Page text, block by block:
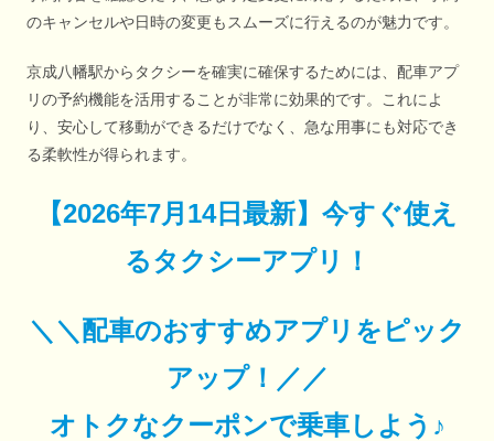
のキャンセルや日時の変更もスムーズに行えるのが魅力です。
京成八幡駅からタクシーを確実に確保するためには、配車アプ
リの予約機能を活用することが非常に効果的です。これによ
り、安心して移動ができるだけでなく、急な用事にも対応でき
る柔軟性が得られます。
【2026年7月14日最新】 今すぐ使え
るタクシーアプリ！
＼＼配車のおすすめアプリをピック
アップ！／／
オトクなクーポンで乗車しよう♪